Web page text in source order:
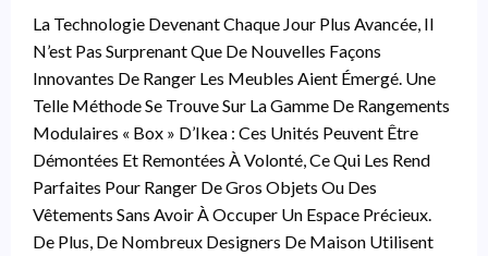
La Technologie Devenant Chaque Jour Plus Avancée, Il
N’est Pas Surprenant Que De Nouvelles Façons
Innovantes De Ranger Les Meubles Aient Émergé. Une
Telle Méthode Se Trouve Sur La Gamme De Rangements
Modulaires « Box » D’Ikea : Ces Unités Peuvent Être
Démontées Et Remontées À Volonté, Ce Qui Les Rend
Parfaites Pour Ranger De Gros Objets Ou Des
Vêtements Sans Avoir À Occuper Un Espace Précieux.
De Plus, De Nombreux Designers De Maison Utilisent